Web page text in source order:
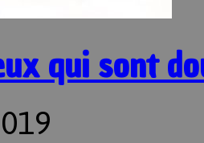
qui sont